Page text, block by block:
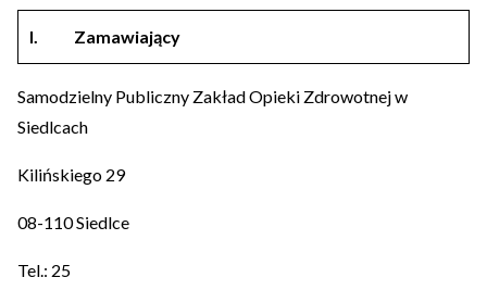
I. Zamawiający
Samodzielny Publiczny Zakład Opieki Zdrowotnej w
Siedlcach
Kilińskiego 29
08-110 Siedlce
Tel.: 25